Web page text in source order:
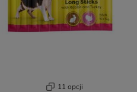
11 opcji